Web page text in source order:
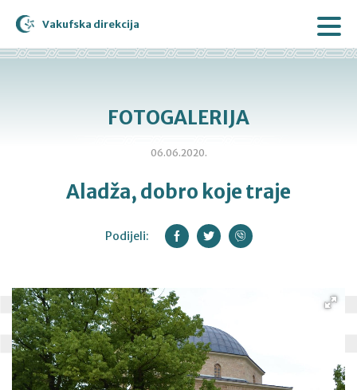
Vakufska direkcija
FOTOGALERIJA
06.06.2020.
Aladža, dobro koje traje
Podijeli: